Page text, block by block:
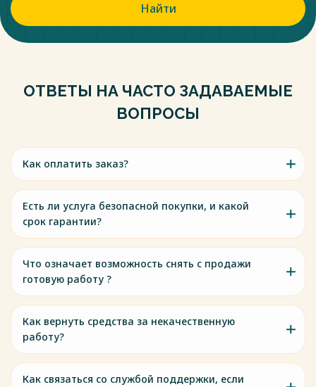
Найти
ОТВЕТЫ НА ЧАСТО ЗАДАВАЕМЫЕ
ВОПРОСЫ
Как оплатить заказ?
Есть ли услуга безопасной покупки, и какой
срок гарантии?
Что означает возможность снять с продажи
готовую работу ?
Как вернуть средства за некачественную
работу?
Как связаться со службой поддержки, если